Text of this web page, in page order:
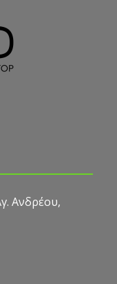
Ανδρέου,